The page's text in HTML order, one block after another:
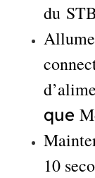
du
que
10